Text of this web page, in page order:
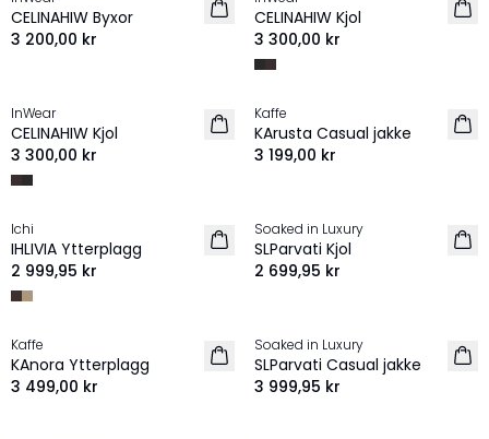
CELINAHIW Byxor
3 200,00 kr
CELINAHIW Kjol
3 300,00 kr
NYHET
InWear
CELINAHIW Kjol
3 300,00 kr
NYHET
Kaffe
KArusta Casual jakke
3 199,00 kr
NYHET
Ichi
IHLIVIA Ytterplagg
2 999,95 kr
NYHET
Soaked in Luxury
SLParvati Kjol
2 699,95 kr
NYHET
Kaffe
KAnora Ytterplagg
3 499,00 kr
NYHET
Soaked in Luxury
SLParvati Casual jakke
3 999,95 kr